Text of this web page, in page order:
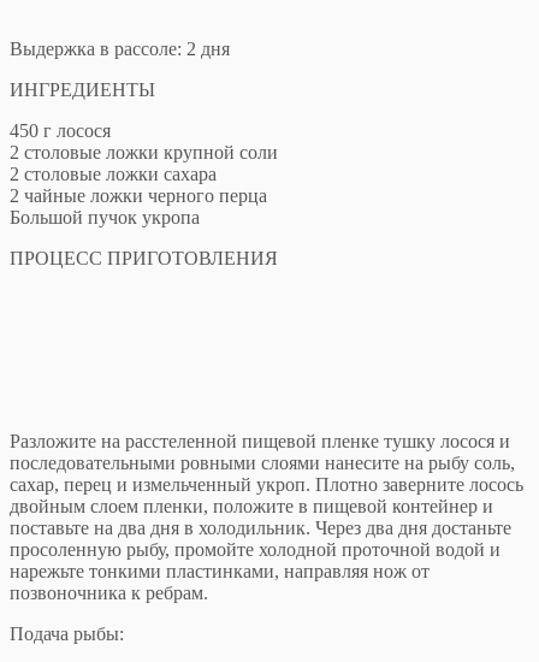
Выдержка в рассоле: 2 дня
ИНГРЕДИЕНТЫ
450 г лосося
2 столовые ложки крупной соли
2 столовые ложки сахара
2 чайные ложки черного перца
Большой пучок укропа
ПРОЦЕСС ПРИГОТОВЛЕНИЯ
Разложите на расстеленной пищевой пленке тушку лосося и
последовательными ровными слоями нанесите на рыбу соль,
сахар, перец и измельченный укроп. Плотно заверните лосось
двойным слоем пленки, положите в пищевой контейнер и
поставьте на два дня в холодильник. Через два дня достаньте
просоленную рыбу, промойте холодной проточной водой и
нарежьте тонкими пластинками, направляя нож от
позвоночника к ребрам.
Подача рыбы: